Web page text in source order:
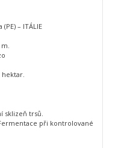
– ITÁLIE
hektar.
sklizeň trsů.
při kontrolované